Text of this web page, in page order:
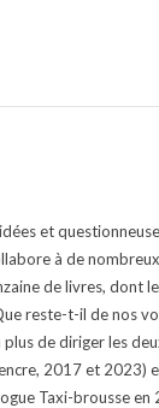
et
à de
de livres, dont
reste-t-il de nos
de diriger les
2017 et 2023)
Taxi-brousse